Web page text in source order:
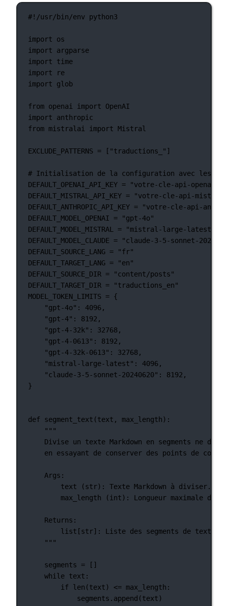
#!/usr/bin/env python3
import os
import argparse
import time
import re
import glob
from openai import OpenAI
import anthropic
from mistralai import Mistral
EXCLUDE_PATTERNS = [ "traductions_" ]
# Initialisation de la configuration avec les
DEFAULT_OPENAI_API_KEY =
"votre-cle-api-openai-
DEFAULT_MISTRAL_API_KEY =
"votre-cle-api-mistral-
DEFAULT_ANTHROPIC_API_KEY =
"votre-cle-api-
DEFAULT_MODEL_OPENAI =
"gpt-4o"
DEFAULT_MODEL_MISTRAL
=
"mistral-large-latest"
DEFAULT_MODEL_CLAUDE =
"claude-3-5-sonnet-
DEFAULT_SOURCE_LANG =
"fr"
DEFAULT_TARGET_LANG =
"en"
DEFAULT_SOURCE_DIR =
"content/posts"
DEFAULT_TARGET_DIR =
"traductions_en"
MODEL_TOKEN_LIMITS = {
"gpt-4o" : 4096,
"gpt-4" : 8192 ,
"gpt-4-32k" : 32768,
"gpt-4-0613" : 8192 ,
"gpt-4-32k-0613" : 32768,
"mistral-large-latest" : 4096,
"claude-3-5-sonnet-20240620" : 8192 ,
}
def segment_text (text, max_length):
"""
Divise un texte Markdown en segments ne
en essayant de conserver des points de
Args:
text (str): Texte Markdown à diviser.
max_length (int): Longueur maximale de
Returns:
list[str]: Liste des segments de texte
"""
segments = []
while text:
if
len (text) <= max_length:
segments.append(text)